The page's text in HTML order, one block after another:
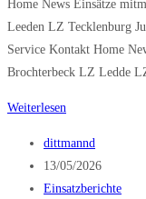
Home News Einsätze
Leeden LZ Tecklenburg
Service Kontakt Home
Brochterbeck LZ Ledde
Weiterlesen
Beitrags-
Autor:
dittmannd
Beitrag
veröffentlicht:
13/05/2026
Beitrags-
Einsatzberichte